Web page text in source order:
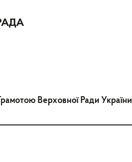
Верховної Ради України